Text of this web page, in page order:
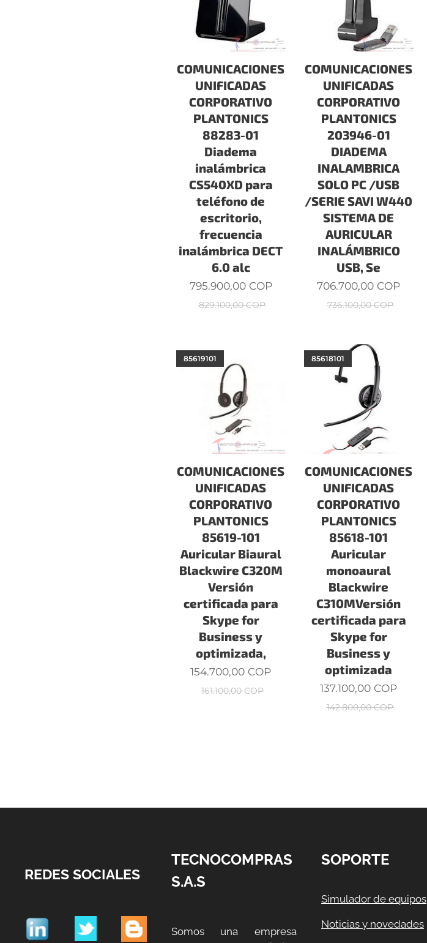
COMUNICACIONES
UNIFICADAS
CORPORATIVO
PLANTONICS
88283-01
Diadema
inalámbrica
CS540XD para
teléfono de
escritorio,
frecuencia
inalámbrica DECT
6.0 alc
795.900,00COP
829.100,00COP
COMUNICACIONES
UNIFICADAS
CORPORATIVO
PLANTONICS
203946-01
DIADEMA
INALAMBRICA
SOLO PC /USB
/SERIE SAVI W440
SISTEMA DE
AURICULAR
INALÁMBRICO
USB, Se
706.700,00 COP
736.100,00COP
COMUNICACIONES
UNIFICADAS
CORPORATIVO
PLANTONICS
85619-101
Auricular Biaural
Blackwire C320M
Versión
certificada para
Skype for
Business y
optimizada,
85619101
154.700,00 COP
161.100,00COP
COMUNICACIONES
UNIFICADAS
CORPORATIVO
PLANTONICS
85618-101
Auricular
monoaural
Blackwire
C310MVersión
certificada para
Skype for
Business y
optimizada
85618101
137.100,00 COP
142.800,00COP
REDES SOCIALES
TECNOCOMPRAS
S.A.S
Somos una empresa
SOPORTE
Simulador de equipos
Noticias y novedades